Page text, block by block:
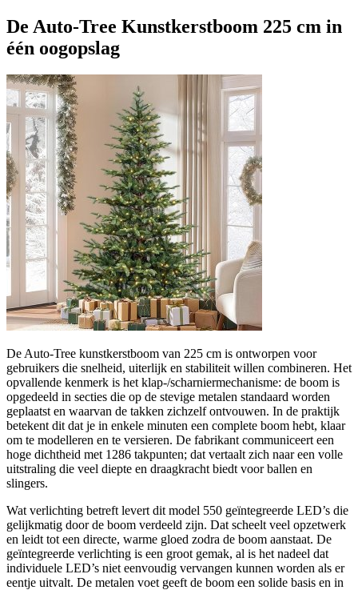
De Auto‑Tree Kunstkerstboom 225 cm in
één oogopslag
De Auto‑Tree kunstkerstboom van 225 cm is ontworpen voor
gebruikers die snelheid, uiterlijk en stabiliteit willen combineren. Het
opvallende kenmerk is het klap-/scharniermechanisme: de boom is
opgedeeld in secties die op de stevige metalen standaard worden
geplaatst en waarvan de takken zichzelf ontvouwen. In de praktijk
betekent dit dat je in enkele minuten een complete boom hebt, klaar
om te modelleren en te versieren. De fabrikant communiceert een
hoge dichtheid met 1286 takpunten; dat vertaalt zich naar een volle
uitstraling die veel diepte en draagkracht biedt voor ballen en
slingers.
Wat verlichting betreft levert dit model 550 geïntegreerde LED’s die
gelijkmatig door de boom verdeeld zijn. Dat scheelt veel opzetwerk
en leidt tot een directe, warme gloed zodra de boom aanstaat. De
geïntegreerde verlichting is een groot gemak, al is het nadeel dat
individuele LED’s niet eenvoudig vervangen kunnen worden als er
eentje uitvalt. De metalen voet geeft de boom een solide basis en in